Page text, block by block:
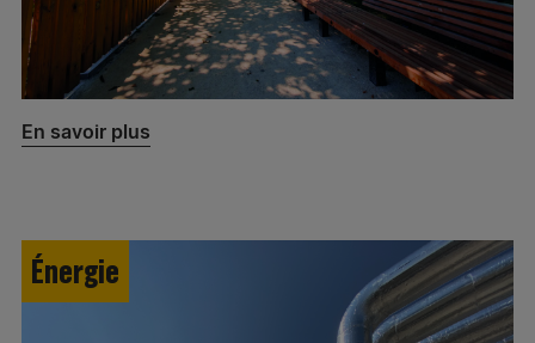
En savoir plus
Énergie